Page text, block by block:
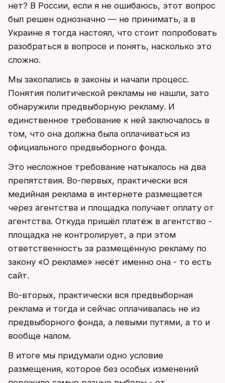
нет? В России, если я не ошибаюсь, этот вопрос
был решен однозначно — не принимать, а в
Украине я тогда настоял, что стоит попробовать
разобраться в вопросе и понять, насколько это
сложно.
Мы закопались в законы и начали процесс.
Понятия политической рекламы не нашли, зато
обнаружили предвыборную рекламу. И
единственное требование к ней заключалось в
том, что она должна была оплачиваться из
официального предвыборного фонда.
Это несложное требование натыкалось на два
препятствия. Во-первых, практически вся
медийная реклама в интернете размещается
через агентства и площадка получает оплату от
агентства. Откуда пришёл платёж в агентство -
площадка не контролирует, а при этом
ответственность за размещённую рекламу по
закону «О рекламе» несёт именно она - то есть
сайт.
Во-вторых, практически вся предвыборная
реклама и тогда и сейчас оплачивалась не из
предвыборного фонда, а левыми путями, а то и
вообще налом.
В итоге мы придумали одно условие
размещения, которое без особых изменений